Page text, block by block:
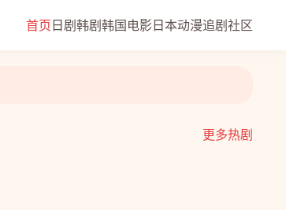
首页日剧韩剧韩国电影日本动漫追剧社区
更多热剧